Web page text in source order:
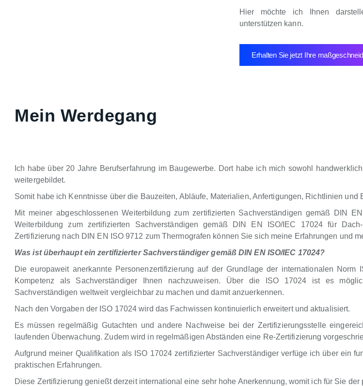
Hier möchte ich Ihnen
unterstützen kann.
Erhalten Sie jetzt Ihre
Mein Werdegang
Ich habe über 20 Jahre Berufserfahrung im Baugewerbe. Dort habe ich mich sowohl
weitergebildet.
Somit habe ich Kenntnisse über die Bauzeiten, Abläufe, Materialien, Anfertigungen, Richtlinien und
Mit meiner abgeschlossenen Weiterbildung zum zertifizierten Sachverständigen gemäß DIN
Weiterbildung zum zertifizierten Sachverständigen gemäß DIN EN ISO/IEC 17024 für
Zertifizierung nach DIN EN ISO 9712 zum Thermografen können Sie sich meine Erfahrungen und
Was ist überhaupt ein zertifizierter Sachverständiger gemäß DIN EN ISO/IEC 17024?
Die europaweit anerkannte Personenzertifizierung auf der Grundlage der internationalen
Kompetenz als Sachverständiger Ihnen nachzuweisen. Über die ISO 17024 ist es
Sachverständigen weltweit vergleichbar zu machen und damit anzuerkennen.
Nach den Vorgaben der ISO 17024 wird das Fachwissen kontinuierlich erweitert und aktualisiert.
Es müssen regelmäßig Gutachten und andere Nachweise bei der Zertifizierungsstelle
laufenden Überwachung. Zudem wird in regelmäßigen Abständen eine Re-Zertifizierung
Aufgrund meiner Qualifikation als ISO 17024 zertifizierter Sachverständiger verfüge ich über ein
praktischen Erfahrungen.
Diese Zertifizierung genießt derzeit international eine sehr hohe Anerkennung, womit ich für Sie der